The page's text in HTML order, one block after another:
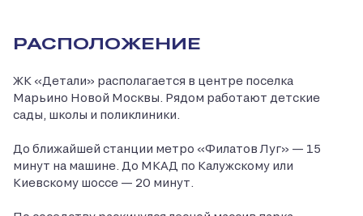
РАСПОЛОЖЕНИЕ
ЖК «Детали» располагается в центре поселка
Марьино Новой Москвы. Рядом работают детские
сады, школы и поликлиники.
До ближайшей станции метро «Филатов Луг» — 15
минут на машине. До МКАД по Калужскому или
Киевскому шоссе — 20 минут.